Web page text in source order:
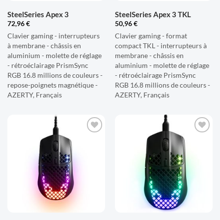
SteelSeries Apex 3
72,96€
Clavier gaming - interrupteurs
à membrane - châssis en
aluminium - molette de réglage
- rétroéclairage PrismSync
RGB 16.8 millions de couleurs -
repose-poignets magnétique -
AZERTY, Français
SteelSeries Apex 3 TKL
50,96€
Clavier gaming - format
compact TKL - interrupteurs à
membrane - châssis en
aluminium - molette de réglage
- rétroéclairage PrismSync
RGB 16.8 millions de couleurs -
AZERTY, Français
AJOUTER
D'ENVIES
AJOUTER
À LA
LISTE
D'ENVIES